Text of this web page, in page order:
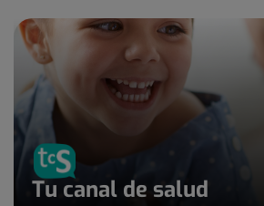
Tu canal de salud